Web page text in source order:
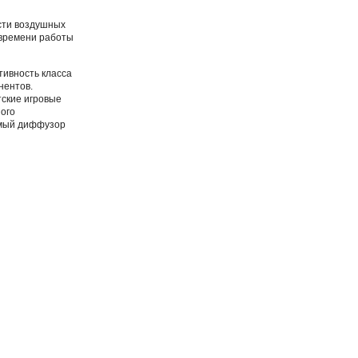
воздушных
работы
класса
игровые
диффузор